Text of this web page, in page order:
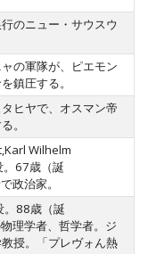
のニュー・サウスウ
の軍隊が、ピエモン
鎮圧する。
ヒヤで、オスマン帝
。
Wilhelm
67歳（誕
政治家。
。88歳（誕
理学者、哲学者。ジ
授。「プレヴォん熱